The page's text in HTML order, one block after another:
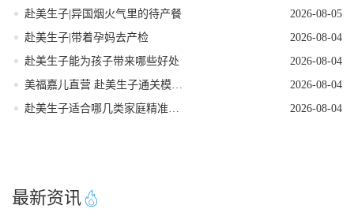
赴美生子|异国烟火气里的待产餐
2026-08-05
赴美生子|带着孕妈去产检
2026-08-04
赴美生子能为孩子带来哪些好处
2026-08-04
美福嘉儿直营 赴美生子通关模拟问答
2026-08-04
赴美生子适合哪几类家庭精准人群定位
2026-08-04
最新资讯